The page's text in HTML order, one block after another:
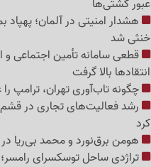
عبور کشتی‌ها
هشدار امنیتی در آلمان؛
خنثی شد
قطعی سامانه تأمین اجتماعی
انتقادها بالا گرفت
چگونه تاب‌آوری تهران، ترامپ را
کرد
هومن برق‌نورد و محمد بی‌ریا در
تراژدی ساحل توسکسرای